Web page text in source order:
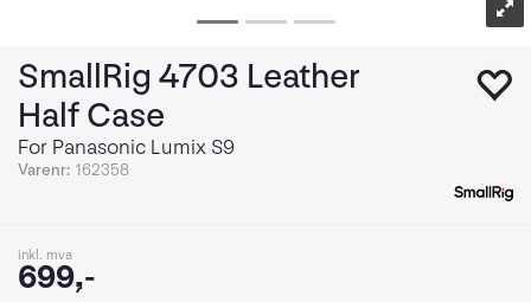
SmallRig 4703 Leather
Half Case
For Panasonic Lumix S9
Varenr: 162358
inkl. mva
699,-